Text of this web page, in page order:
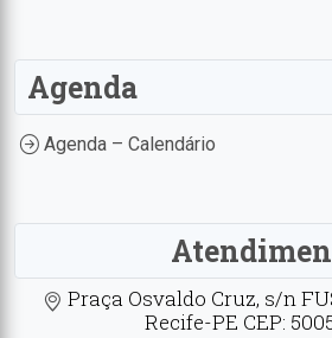
Agenda
Agenda – Calendário
Praça Osvaldo Cruz, s/n
Recife-PE CEP: